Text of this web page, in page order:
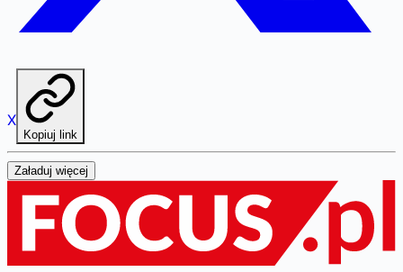
X
Kopiuj link
Załaduj więcej